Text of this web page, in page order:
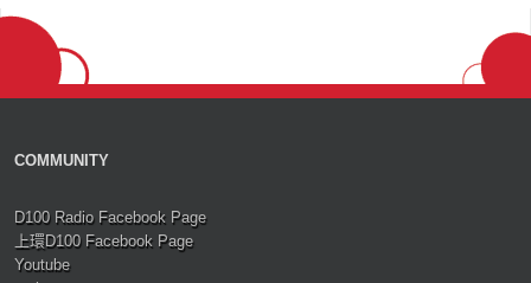
COMMUNITY
D100 Radio Facebook Page
上環D100 Facebook Page
Youtube